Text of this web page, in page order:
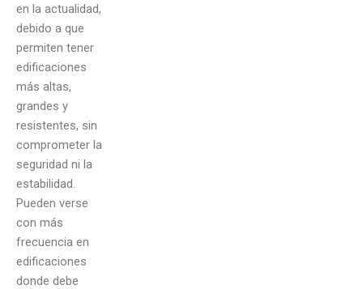
en la actualidad,
debido a que
permiten tener
edificaciones
más altas,
grandes y
resistentes, sin
comprometer la
seguridad ni la
estabilidad.
Pueden verse
con más
frecuencia en
edificaciones
donde debe